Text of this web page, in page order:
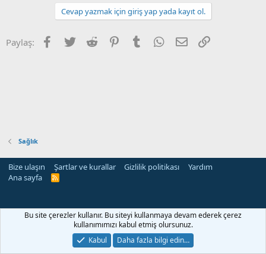
Cevap yazmak için giriş yap yada kayıt ol.
Paylaş: Facebook
Twitter Reddit PinterestTumblr WhatsApp
E-posta
Sağlık
Bize ulaşın Şartlar ve kurallar Gizlilik politikası
Yardım
Ana sayfa
R
Bu site çerezler kullanır. Bu siteyi kullanmaya devam ederek çerez
kullanımımızı kabul etmiş olursunuz.
Kabul
Daha fazla bilgi edin…